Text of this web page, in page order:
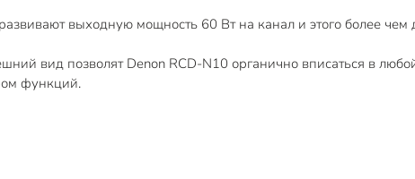
выходную мощность 60 Вт на канал и этого более
вид позволят Denon RCD-N10 органично вписаться в
функций.